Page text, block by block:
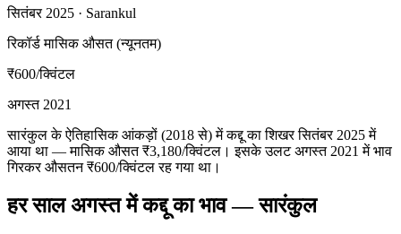
सितंबर 2025 · Sarankul
रिकॉर्ड मासिक औसत (न्यूनतम)
₹600/क्विंटल
अगस्त 2021
सारंकुल के ऐतिहासिक आंकड़ों (2018 से) में कद्दू का शिखर सितंबर 2025 में
आया था — मासिक औसत ₹3,180/क्विंटल। इसके उलट अगस्त 2021 में भाव
गिरकर औसतन ₹600/क्विंटल रह गया था।
हर साल अगस्त में कद्दू का भाव — सारंकुल